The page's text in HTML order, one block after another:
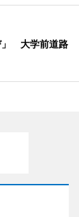
」 大学前道路